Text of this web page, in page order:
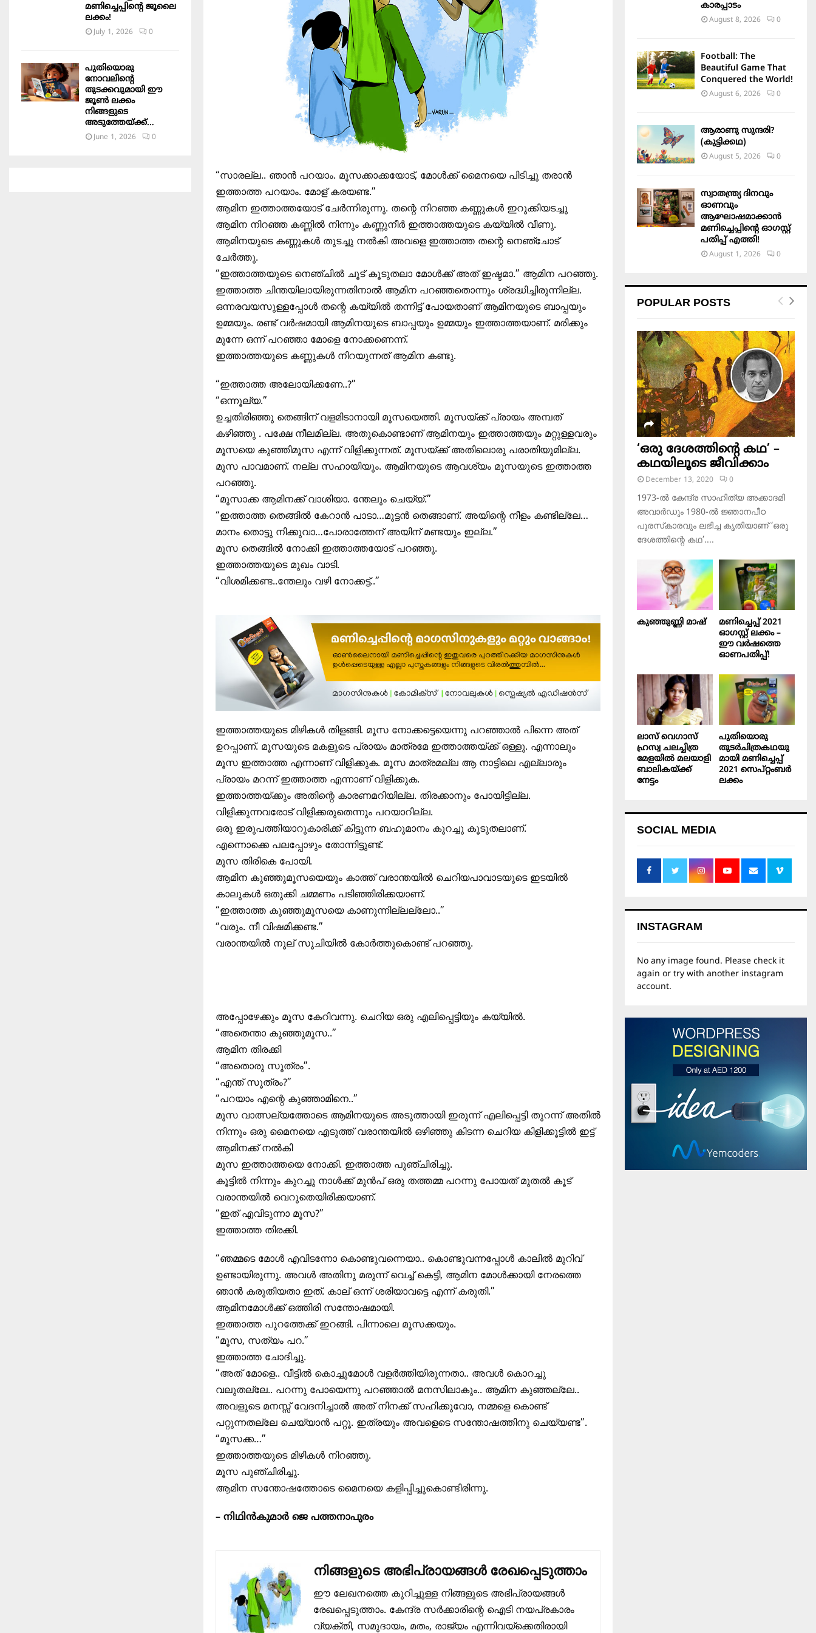
“സാരല്ല.. ഞാൻ പറയാം. മൂസക്കാക്കയോട്, മോൾക്ക് മൈനയെ പിടിച്ചു തരാൻ
ഇത്താത്ത പറയാം. മോള് കരയണ്ട.”
ആമിന ഇത്താത്തയോട് ചേർന്നിരുന്നു. തന്റെ നിറഞ്ഞ കണ്ണുകൾ ഇറുക്കിയടച്ചു
ആമിന നിറഞ്ഞ കണ്ണിൽ നിന്നും കണ്ണുനീർ ഇത്താത്തയുടെ കയ്യിൽ വീണു.
ആമിനയുടെ കണ്ണുകൾ തുടച്ചു നൽകി അവളെ ഇത്താത്ത തന്റെ നെഞ്ചോട്
ചേർത്തു.
“ഇത്താത്തയുടെ നെഞ്ചിൽ ചൂട് കൂടുതലാ മോൾക്ക് അത് ഇഷ്ടമാ.” ആമിന പറഞ്ഞു.
ഇത്താത്ത ചിന്തയിലായിരുന്നതിനാൽ ആമിന പറഞ്ഞതൊന്നും ശ്രദ്ധിച്ചിരുന്നില്ല.
ഒന്നരവയസുള്ളപ്പോൾ തന്റെ കയ്യിൽ തന്നിട്ട് പോയതാണ് ആമിനയുടെ ബാപ്പയും
ഉമ്മയും. രണ്ട് വർഷമായി ആമിനയുടെ ബാപ്പയും ഉമ്മയും ഇത്താത്തയാണ്. മരിക്കും
മുന്നേ ഒന്ന് പറഞ്ഞാ മോളെ നോക്കണെന്ന്.
ഇത്താത്തയുടെ കണ്ണുകൾ നിറയുന്നത് ആമിന കണ്ടു.
“ഇത്താത്ത അലോയിക്കണേ..?”
“ഒന്നൂല്യ.”
ഉച്ചതിരിഞ്ഞു തെങ്ങിന് വളമിടാനായി മൂസയെത്തി. മൂസയ്ക്ക് പ്രായം അമ്പത്
കഴിഞ്ഞു . പക്ഷേ നീലമില്ല. അതുകൊണ്ടാണ് ആമിനയും ഇത്താത്തയും മറ്റുള്ളവരും
മൂസയെ കുഞ്ഞിമൂസ എന്ന് വിളിക്കുന്നത്. മൂസയ്ക്ക് അതിലൊരു പരാതിയുമില്ല.
മൂസ പാവമാണ്. നല്ല സഹായിയും. ആമിനയുടെ ആവശ്യം മൂസയുടെ ഇത്താത്ത
പറഞ്ഞു.
“മൂസാക്ക ആമിനക്ക് വാശിയാ. ന്തേലും ചെയ്യ്.”
“ഇത്താത്ത തെങ്ങിൽ കേറാൻ പാടാ…മുട്ടൻ തെങ്ങാണ്. അയിന്റെ നീളം കണ്ടില്ലേ…
മാനം തൊട്ടു നിക്കുവാ…പോരാത്തേന് അയിന് മണ്ടയും ഇല്ല.”
മൂസ തെങ്ങിൽ നോക്കി ഇത്താത്തയോട് പറഞ്ഞു.
ഇത്താത്തയുടെ മുഖം വാടി.
“വിശമിക്കണ്ട..ന്തേലും വഴി നോക്കട്ട്..”
ഇത്താത്തയുടെ മിഴികൾ തിളങ്ങി. മൂസ നോക്കട്ടെയെന്നു പറഞ്ഞാൽ പിന്നെ അത്
ഉറപ്പാണ്. മൂസയുടെ മകളുടെ പ്രായം മാത്രമേ ഇത്താത്തയ്ക്ക് ഒള്ളു. എന്നാലും
മൂസ ഇത്താത്ത എന്നാണ് വിളിക്കുക. മൂസ മാത്രമല്ല ആ നാട്ടിലെ എല്ലാരും
പ്രായം മറന്ന് ഇത്താത്ത എന്നാണ് വിളിക്കുക.
ഇത്താത്തയ്ക്കും അതിന്റെ കാരണമറിയില്ല. തിരക്കാനും പോയിട്ടില്ല.
വിളിക്കുന്നവരോട് വിളിക്കരുതെന്നും പറയാറില്ല.
ഒരു ഇരുപത്തിയാറുകാരിക്ക് കിട്ടുന്ന ബഹുമാനം കുറച്ചു കൂടുതലാണ്.
എന്നൊക്കെ പലപ്പോഴും തോന്നിട്ടുണ്ട്.
മൂസ തിരികെ പോയി.
ആമിന കുഞ്ഞുമൂസയെയും കാത്ത് വരാന്തയിൽ ചെറിയപാവാടയുടെ ഇടയിൽ
കാലുകൾ ഒതുക്കി ചമ്മണം പടിഞ്ഞിരിക്കയാണ്.
“ഇത്താത്ത കുഞ്ഞുമൂസയെ കാണുന്നില്ലല്ലോ..”
“വരും. നീ വിഷമിക്കണ്ട.”
വരാന്തയിൽ നൂല് സൂചിയിൽ കോർത്തുകൊണ്ട് പറഞ്ഞു.
അപ്പോഴേക്കും മൂസ കേറിവന്നു. ചെറിയ ഒരു എലിപ്പെട്ടിയും കയ്യിൽ.
“അതെന്താ കുഞ്ഞുമൂസ..”
ആമിന തിരക്കി
“അതൊരു സൂത്രം”.
“എന്ത് സൂത്രം?”
“പറയാം എന്റെ കുഞ്ഞാമിനെ..”
മൂസ വാത്സല്യത്തോടെ ആമിനയുടെ അടുത്തായി ഇരുന്ന് എലിപ്പെട്ടി തുറന്ന് അതിൽ
നിന്നും ഒരു മൈനയെ എടുത്ത് വരാന്തയിൽ ഒഴിഞ്ഞു കിടന്ന ചെറിയ കിളിക്കൂട്ടിൽ ഇട്ട്
ആമിനക്ക് നൽകി
മൂസ ഇത്താത്തയെ നോക്കി. ഇത്താത്ത പുഞ്ചിരിച്ചു.
കൂട്ടിൽ നിന്നും കുറച്ചു നാൾക്ക് മുൻപ് ഒരു തത്തമ്മ പറന്നു പോയത് മുതൽ കൂട്
വരാന്തയിൽ വെറുതെയിരിക്കയാണ്.
“ഇത് എവിടുന്നാ മൂസ?”
ഇത്താത്ത തിരക്കി.
“ഞമ്മടെ മോൾ എവിടന്നോ കൊണ്ടുവന്നെയാ.. കൊണ്ടുവന്നപ്പോൾ കാലിൽ മുറിവ്
ഉണ്ടായിരുന്നു. അവൾ അതിനു മരുന്ന് വെച്ച് കെട്ടി, ആമിന മോൾക്കായി നേരത്തെ
ഞാൻ കരുതിയതാ ഇത്. കാല് ഒന്ന് ശരിയാവട്ടെ എന്ന് കരുതി.”
ആമിനമോൾക്ക് ഒത്തിരി സന്തോഷമായി.
ഇത്താത്ത പുറത്തേക്ക് ഇറങ്ങി. പിന്നാലെ മൂസക്കയും.
“മൂസ, സത്യം പറ.”
ഇത്താത്ത ചോദിച്ചു.
“അത് മോളെ.. വീട്ടിൽ കൊച്ചുമോൾ വളർത്തിയിരുന്നതാ.. അവൾ കൊറച്ചു
വലുതല്ലേ.. പറന്നു പോയെന്നു പറഞ്ഞാൽ മനസിലാകും.. ആമിന കുഞ്ഞല്ലേ..
അവളുടെ മനസ്സ് വേദനിച്ചാൽ അത് നിനക്ക് സഹിക്കുവോ, നമ്മളെ കൊണ്ട്
പറ്റുന്നതല്ലേ ചെയ്യാൻ പറ്റൂ. ഇത്രയും അവളെടെ സന്തോഷത്തിനു ചെയ്യണ്ട”.
“മൂസക്ക…”
ഇത്താത്തയുടെ മിഴികൾ നിറഞ്ഞു.
മൂസ പുഞ്ചിരിച്ചു.
ആമിന സന്തോഷത്തോടെ മൈനയെ കളിപ്പിച്ചുകൊണ്ടിരിന്നു.
– നിഥിൻകുമാർ ജെ പത്തനാപുരം
നിങ്ങളുടെ അഭിപ്രായങ്ങൾ രേഖപ്പെടുത്താം
ഈ ലേഖനത്തെ കുറിച്ചുള്ള നിങ്ങളുടെ അഭിപ്രായങ്ങൾ
രേഖപ്പെടുത്താം. കേന്ദ്ര സർക്കാരിന്റെ ഐടി നയപ്രകാരം
വ്യക്തി, സമുദായം, മതം, രാജ്യം എന്നിവയ്ക്കെതിരായി
മണിച്ചെപ്പിന്റെ ജൂലൈ
ലക്കം!
July 1, 2026 0
പുതിയൊരു
നോവലിന്റെ
തുടക്കവുമായി ഈ
ജൂൺ ലക്കം
നിങ്ങളുടെ
അടുത്തേയ്ക്ക്…
June 1, 2026 0
കാരപ്പാടം
August 8, 2026 0
Football: The
Beautiful Game That
Conquered the World!
August 6, 2026 0
ആരാണു സുന്ദരി?
(കുട്ടിക്കഥ)
August 5, 2026 0
സ്വാതന്ത്ര്യ ദിനവും
ഓണവും
ആഘോഷമാക്കാൻ
മണിച്ചെപ്പിന്റെ ഓഗസ്റ്റ്
പതിപ്പ് എത്തി!
August 1, 2026 0
POPULAR POSTS
‘ഒരു ദേശത്തിന്റെ കഥ’ –
കഥയിലൂടെ ജീവിക്കാം
December 13, 2020 0
1973-ല്‍ കേന്ദ്ര സാഹിത്യ അക്കാദമി
അവാര്‍ഡും 1980-ല്‍ ജ്ഞാനപീഠ
പുരസ്‌കാരവും ലഭിച്ച കൃതിയാണ് ‘ഒരു
ദേശത്തിന്റെ കഥ’....
കുഞ്ഞുണ്ണി മാഷ്‌
മണിച്ചെപ്പ് 2021
ഓഗസ്റ്റ് ലക്കം –
ഈ വർഷത്തെ
ഓണപതിപ്പ്!
ലാസ് വെഗാസ്
ഹ്രസ്വ ചലച്ചിത്ര
മേളയിൽ മലയാളി
ബാലികയ്ക്ക്
നേട്ടം
പുതിയൊരു
തുടർചിത്രകഥയു
മായി മണിച്ചെപ്പ്
2021 സെപ്റ്റംബർ
ലക്കം
SOCIAL MEDIA
INSTAGRAM
No any image found. Please check it
again or try with another instagram
account.